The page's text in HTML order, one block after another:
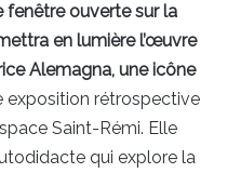
fenêtre ouverte sur la
en lumière l’œuvre
Alemagna, une icône
exposition rétrospective
Saint-Rémi. Elle
qui explore la